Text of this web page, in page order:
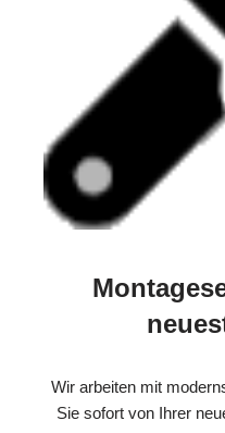
Wir arbeiten mit
Sie sofort von Ihrer